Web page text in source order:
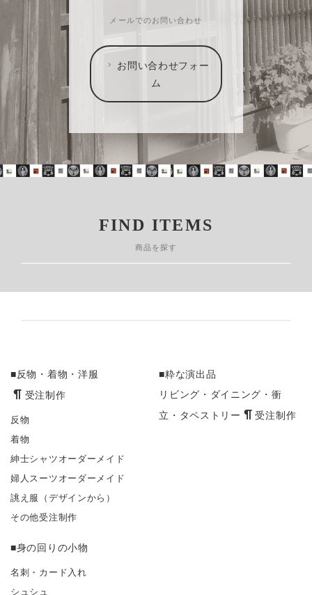
メールでのお問い合わせ
お問い合わせフォー
ム
FIND ITEMS
商品を探す
■反物・着物・洋服
受注制作
反物
着物
紳士シャツオーダーメイド
婦人スーツオーダーメイド
誂え服（デザインから）
その他受注制作
■粋な演出品
リビング・ダイニング・衝
立・タペストリー
受注制作
■身の回りの小物
名刺・カード入れ
シュシュ